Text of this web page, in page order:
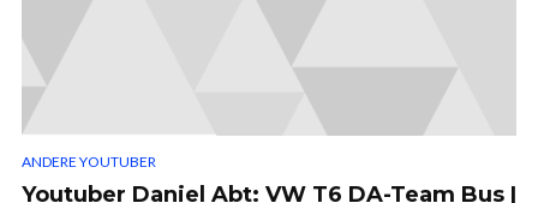
ANDERE YOUTUBER
Youtuber Daniel Abt: VW T6 DA-Team Bus |